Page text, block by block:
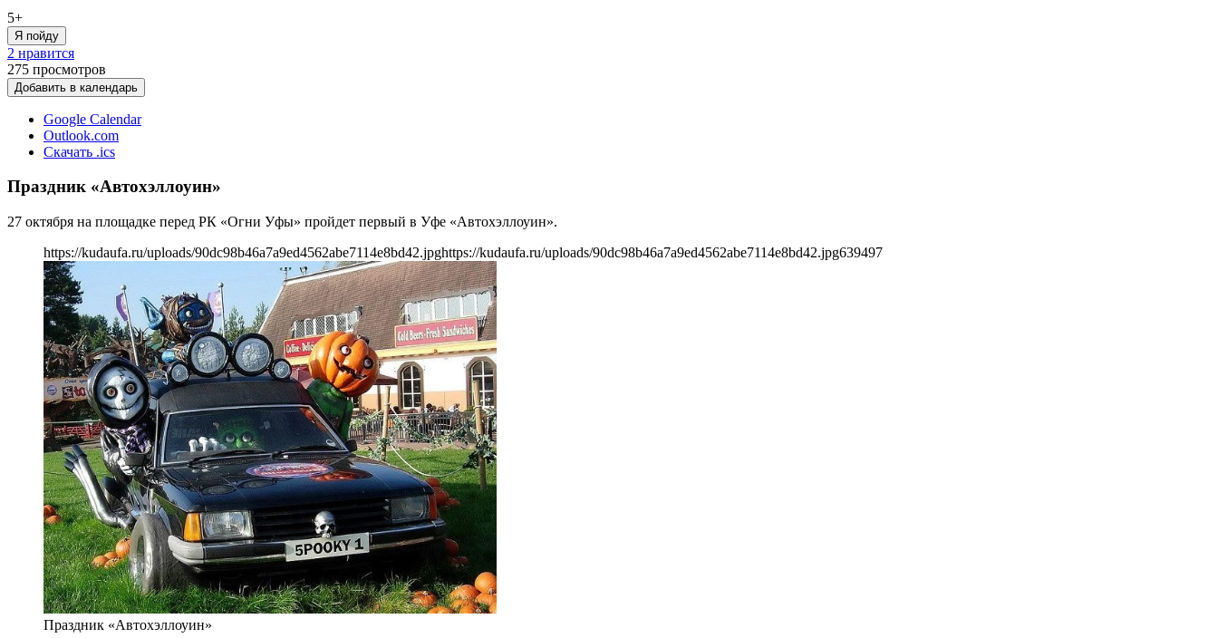
5+
Я пойду
2 нравится
275 просмотров
Добавить в календарь
Google Calendar
Outlook.com
Скачать .ics
Праздник «Автохэллоуин»
27 октября на площадке перед РК «Огни Уфы» пройдет первый в Уфе «Автохэллоуин».
https://kudaufa.ru/uploads/90dc98b46a7a9ed4562abe7114e8bd42.jpghttps://kudaufa.ru/uploads/90dc98b46a7a9ed4562abe7114e8bd42.jpg639497
Праздник «Автохэллоуин»